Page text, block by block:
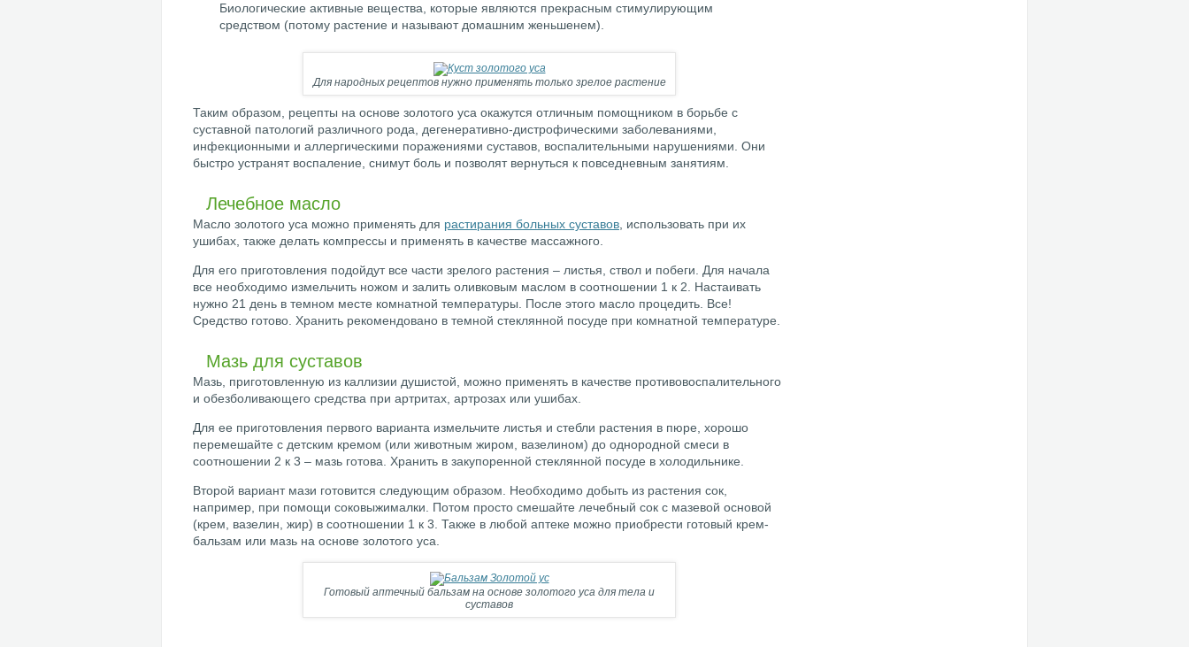
Биологические активные вещества, которые являются прекрасным стимулирующим
средством (потому растение и называют домашним женьшенем).
Для народных рецептов нужно применять только зрелое растение
Таким образом, рецепты на основе золотого уса окажутся отличным помощником в борьбе с
суставной патологий различного рода, дегенеративно-дистрофическими заболеваниями,
инфекционными и аллергическими поражениями суставов, воспалительными нарушениями. Они
быстро устранят воспаление, снимут боль и позволят вернуться к повседневным занятиям.
Лечебное масло
Масло золотого уса можно применять для растирания больных суставов , использовать при их
ушибах, также делать компрессы и применять в качестве массажного.
Для его приготовления подойдут все части зрелого растения – листья, ствол и побеги. Для начала
все необходимо измельчить ножом и залить оливковым маслом в соотношении 1 к 2. Настаивать
нужно 21 день в темном месте комнатной температуры. После этого масло процедить. Все!
Средство готово. Хранить рекомендовано в темной стеклянной посуде при комнатной температуре.
Мазь для суставов
Мазь, приготовленную из каллизии душистой, можно применять в качестве противовоспалительного
и обезболивающего средства при артритах, артрозах или ушибах.
Для ее приготовления первого варианта измельчите листья и стебли растения в пюре, хорошо
перемешайте с детским кремом (или животным жиром, вазелином) до однородной смеси в
соотношении 2 к 3 – мазь готова. Хранить в закупоренной стеклянной посуде в холодильнике.
Второй вариант мази готовится следующим образом. Необходимо добыть из растения сок,
например, при помощи соковыжималки. Потом просто смешайте лечебный сок с мазевой основой
(крем, вазелин, жир) в соотношении 1 к 3. Также в любой аптеке можно приобрести готовый крем-
бальзам или мазь на основе золотого уса.
Готовый аптечный бальзам на основе золотого уса для тела и
суставов